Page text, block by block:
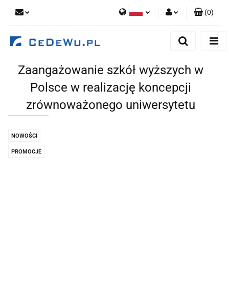
Dodaj zgłoszenie
Zgody cookies
(0)
Zaangażowanie szkół wyższych w
Polsce w realizację koncepcji
zrównoważonego uniwersytetu
NOWOŚCI
PROMOCJE